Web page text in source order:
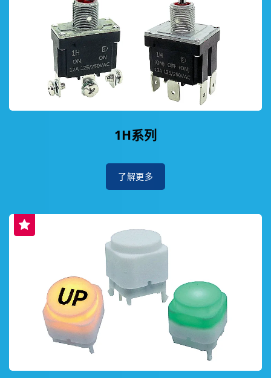
1H系列
了解更多